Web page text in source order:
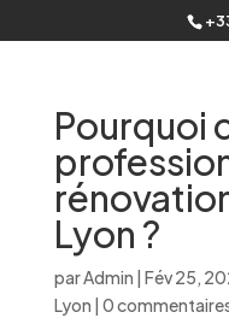
Pourquoi
Lyon ?
parAdmin | Fév 25,
Lyon | 0